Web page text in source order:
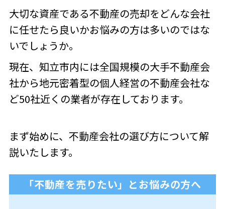
大切な資産である不動産の売却をどんな会社
に任せたら良いかお悩みの方は多いのではな
いでしょうか。
現在、知立市内には全国規模の大手不動産会
社から地元密着型の個人経営の不動産会社な
ど50社近くの業者が存在しております。
まず始めに、不動産会社の選び方について解
説いたします。
「不動産を売りたい」とお悩みの方へ